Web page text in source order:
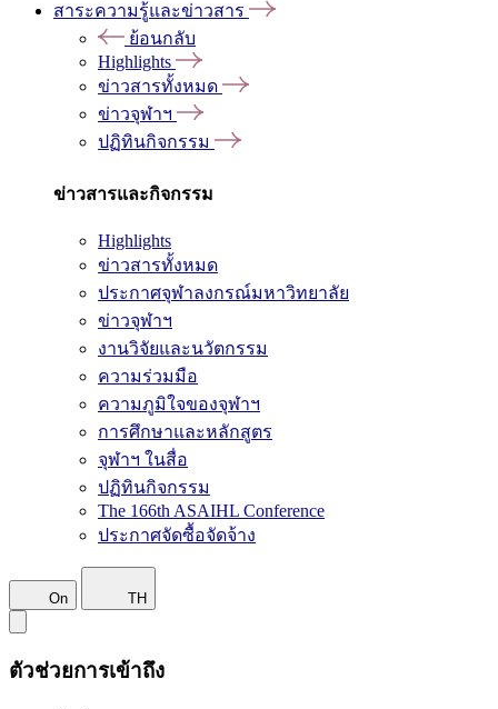
สาระความรู้และข่าวสาร
ย้อนกลับ
Highlights
ข่าวสารทั้งหมด
ข่าวจุฬาฯ
ปฏิทินกิจกรรม
ข่าวสารและกิจกรรม
Highlights
ข่าวสารทั้งหมด
ประกาศจุฬาลงกรณ์มหาวิทยาลัย
ข่าวจุฬาฯ
งานวิจัยและนวัตกรรม
ความร่วมมือ
ความภูมิใจของจุฬาฯ
การศึกษาและหลักสูตร
จุฬาฯ ในสื่อ
ปฏิทินกิจกรรม
The 166th ASAIHL Conference
ประกาศจัดซื้อจัดจ้าง
On TH
ตัวช่วยการเข้าถึง